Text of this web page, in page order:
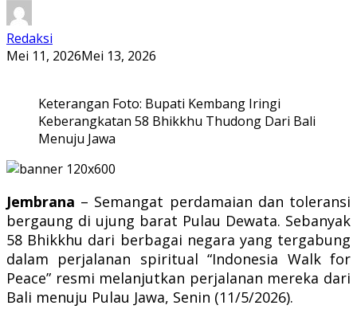
Redaksi
Mei 11, 2026Mei 13, 2026
Keterangan Foto: Bupati Kembang Iringi
Keberangkatan 58 Bhikkhu Thudong Dari Bali
Menuju Jawa
Jembrana – Semangat perdamaian dan toleransi
bergaung di ujung barat Pulau Dewata. Sebanyak
58 Bhikkhu dari berbagai negara yang tergabung
dalam perjalanan spiritual “Indonesia Walk for
Peace” resmi melanjutkan perjalanan mereka dari
Bali menuju Pulau Jawa, Senin (11/5/2026).